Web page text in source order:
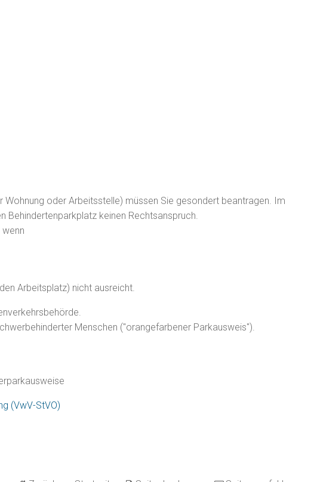
oder Arbeitsstelle) müssen Sie gesondert beantragen. Im
Behindertenparkplatz keinen Rechtsanspruch.
Arbeitsplatz) nicht ausreicht.
Menschen ("orangefarbener Parkausweis").
(VwV-StVO)